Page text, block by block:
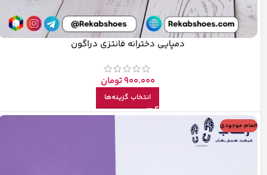
دمپایی دخترانه فانتزی دراگون
900.000تومان
انتخاب گزینه‌ها
اتمام موجودی